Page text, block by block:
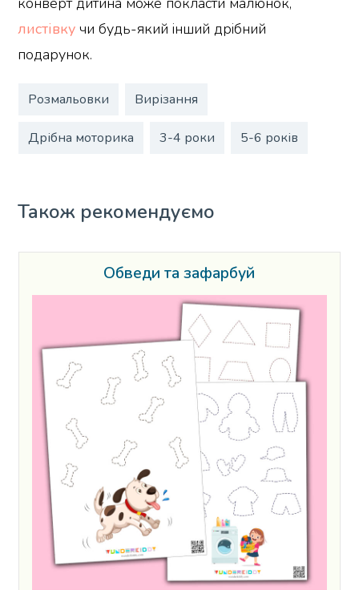
листівку чи будь-який інший дрібний
подарунок.
Розмальовки Вирізання
Дрібна моторика 3-4 роки 5-6 років
Також рекомендуємо
Обведи та зафарбуй